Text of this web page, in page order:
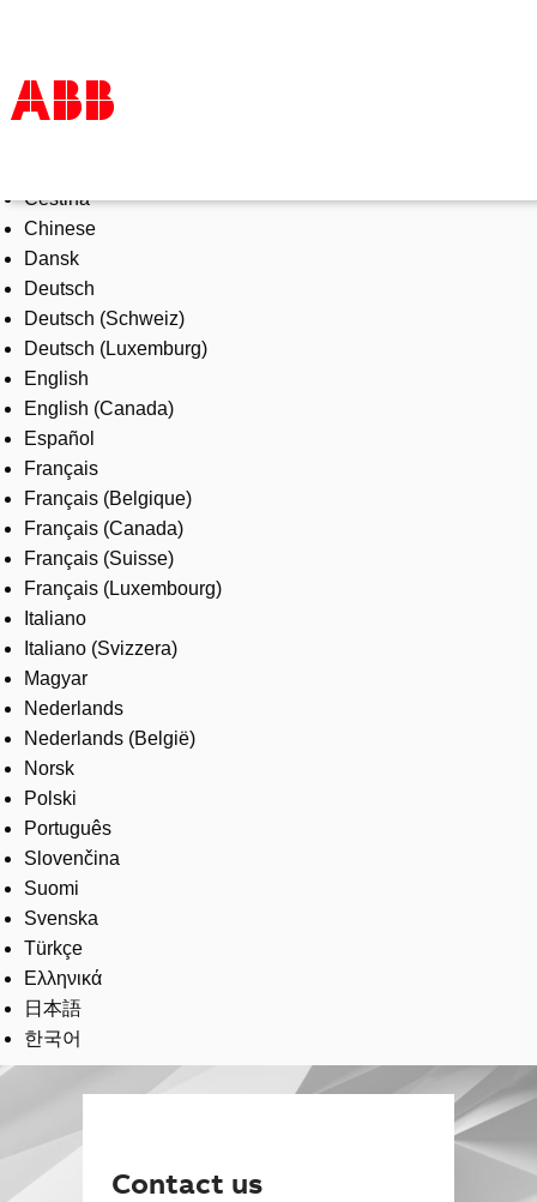
Products & Solutions
Industries
Services
About us
Where to buy
Contact us
Careers
Čeština
Chinese
Dansk
Deutsch
Deutsch (Schweiz)
Deutsch (Luxemburg)
English
English (Canada)
Español
Français
Français (Belgique)
Français (Canada)
Français (Suisse)
Français (Luxembourg)
Italiano
Italiano (Svizzera)
Magyar
Nederlands
Nederlands (België)
Norsk
Polski
Português
Slovenčina
Suomi
Svenska
Türkçe
Ελληνικά
日本語
한국어
Contact us